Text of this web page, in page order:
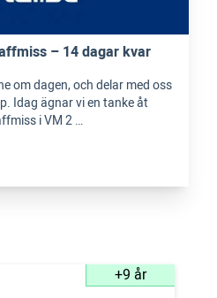
– 14 dagar kvar
om dagen, och delar med oss
Idag ägnar vi en tanke åt
i VM 2 …
+9 år